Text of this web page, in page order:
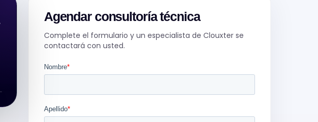
Agendar consultoría técnica
Complete el formulario y un especialista de Clouxter se
contactará con usted.